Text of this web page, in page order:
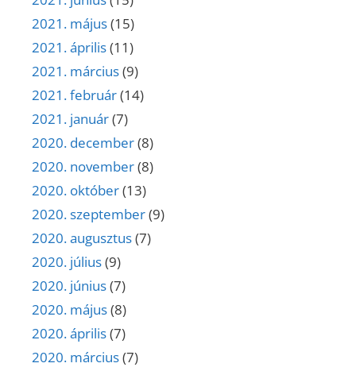
2021. május(15)
2021. április(11)
2021. március(9)
2021. február(14)
2021. január(7)
2020. december(8)
2020. november(8)
2020. október(13)
2020. szeptember(9)
2020. augusztus(7)
2020. július(9)
2020. június(7)
2020. május(8)
2020. április(7)
2020. március(7)